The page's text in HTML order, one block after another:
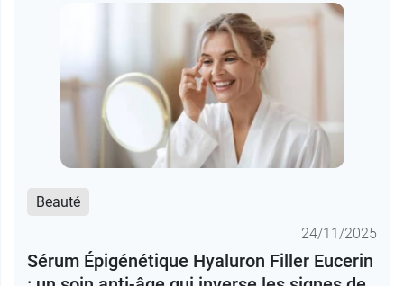
Beauté
24/11/2025
Sérum Épigénétique Hyaluron Filler Eucerin